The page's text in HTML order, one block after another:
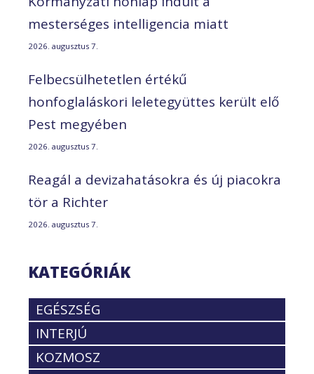
mesterséges intelligencia miatt
2026. augusztus 7.
Felbecsülhetetlen értékű
honfoglaláskori leletegyüttes került elő
Pest megyében
2026. augusztus 7.
Reagál a devizahatásokra és új piacokra
tör a Richter
2026. augusztus 7.
KATEGÓRIÁK
EGÉSZSÉG
INTERJÚ
KOZMOSZ